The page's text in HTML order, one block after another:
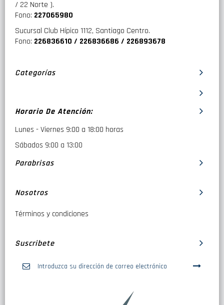
/ 22 Norte ).
Fono: 227065980
Sucursal Club Hípico 1112, Santiago Centro.
Fono: 226836610 / 226836686 / 226893678
Categorías
Horario De Atención:
Lunes - Viernes 9:00 a 18:00 horas
Sábados 9:00 a 13:00
Parabrisas
Nosotros
Términos y condiciones
Suscribete